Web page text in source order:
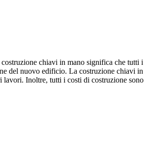
chiavi in mano significa che tutti i
del nuovo edificio. La costruzione chiavi in
lavori. Inoltre, tutti i costi di costruzione sono